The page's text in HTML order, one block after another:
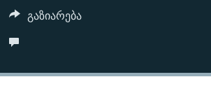
გაზიარება